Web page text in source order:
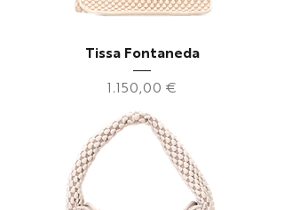
Tissa Fontaneda
Preis
1.150,00 €